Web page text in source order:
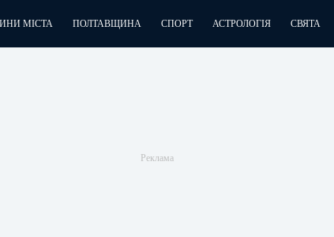
МІСТА ПОЛТАВЩИНА СПОРТ АСТРОЛОГІЯ СВЯТА